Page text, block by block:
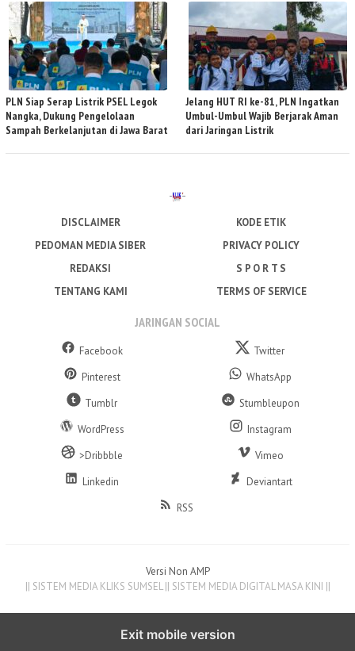
PLN Siap Serap Listrik PSEL Legok
Nangka, Dukung Pengelolaan
Sampah Berkelanjutan di Jawa Barat
Jelang HUT RI ke-81, PLN Ingatkan
Umbul-Umbul Wajib Berjarak Aman
dari Jaringan Listrik
DISCLAIMER
KODE ETIK
PEDOMAN MEDIA SIBER
PRIVACY POLICY
REDAKSI
S P O R T S
TENTANG KAMI
TERMS OF SERVICE
JARINGAN SOCIAL
Facebook
Twitter
Pinterest
WhatsApp
Tumblr
Stumbleupon
WordPress
Instagram
>Dribbble
Vimeo
Linkedin
Deviantart
RSS
Versi Non AMP
|| SISTEM MEDIA KLIKS SUMSEL || SISTEM MEDIA DIGITAL MASA KINI ||
Exit mobile version